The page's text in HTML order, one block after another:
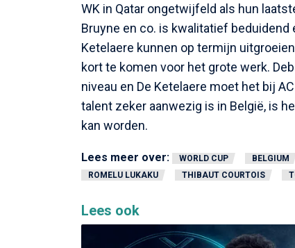
WK in Qatar ongetwijfeld als hun
Bruyne en co. is kwalitatief beduidend
Ketelaere kunnen op termijn
kort te komen voor het grote werk.
niveau en De Ketelaere moet het bij
talent zeker aanwezig is in België, is
kan worden.
Lees meer over: WORLD CUP BELGIUM
ROMELU LUKAKU
THIBAUT COURTOIS
Lees ook